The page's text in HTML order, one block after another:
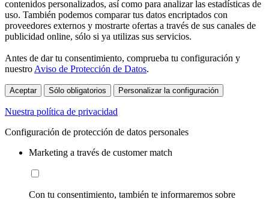
contenidos personalizados, así como para analizar las estadísticas de
uso. También podemos comparar tus datos encriptados con
proveedores externos y mostrarte ofertas a través de sus canales de
publicidad online, sólo si ya utilizas sus servicios.
Antes de dar tu consentimiento, comprueba tu configuración y
nuestro Aviso de Protección de Datos.
Aceptar Sólo obligatorios Personalizar la configuración
Nuestra política de privacidad
Configuración de protección de datos personales
Marketing a través de customer match
Con tu consentimiento, también te informaremos sobre